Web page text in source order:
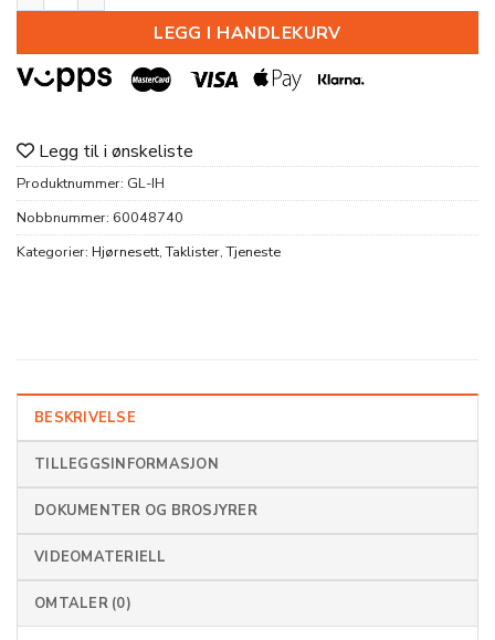
LEGG I HANDLEKURV
Legg til i ønskeliste
Produktnummer: GL-IH
Nobbnummer: 60048740
Kategorier: Hjørnesett,Taklister,Tjeneste
BESKRIVELSE
TILLEGGSINFORMASJON
DOKUMENTER OG BROSJYRER
VIDEOMATERIELL
OMTALER (0)